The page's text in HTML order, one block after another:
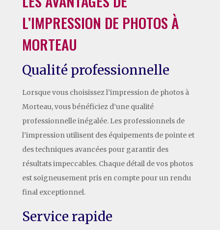
L’IMPRESSION DE PHOTOS À
MORTEAU
Qualité professionnelle
Lorsque vous choisissez l’impression de photos à
Morteau, vous bénéficiez d’une qualité
professionnelle inégalée. Les professionnels de
l’impression utilisent des équipements de pointe et
des techniques avancées pour garantir des
résultats impeccables. Chaque détail de vos photos
est soigneusement pris en compte pour un rendu
final exceptionnel.
Service rapide